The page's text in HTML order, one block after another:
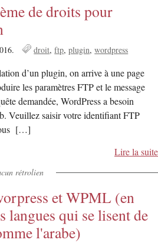
de droits pour
droit ftp plugin wordpress
d’un plugin, on arrive à une page
les paramètres FTP et le message
demandée, WordPress a besoin
Veuillez saisir votre identifiant FTP
[…]
Lire la suite
rétrolien
et WPML (en
langues qui se lisent de
l'arabe)